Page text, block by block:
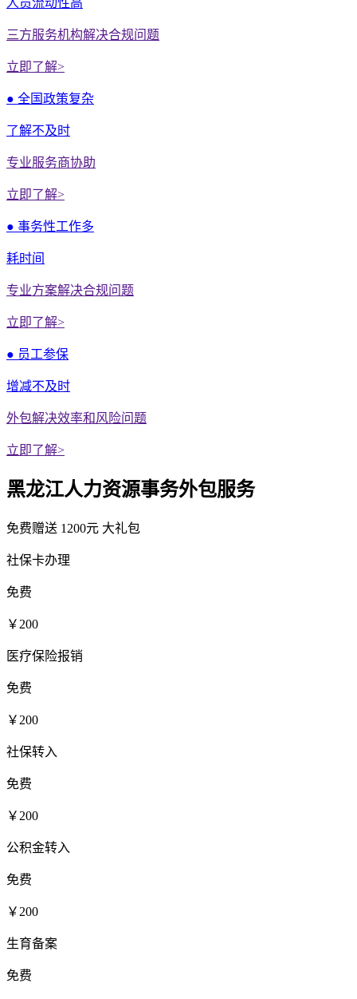
三方服务机构解决合规问题
立即了解>
● 全国政策复杂
了解不及时
专业服务商协助
立即了解>
● 事务性工作多
耗时间
专业方案解决合规问题
立即了解>
● 员工参保
增减不及时
外包解决效率和风险问题
立即了解>
黑龙江人力资源事务外包服务
免费赠送 1200元 大礼包
社保卡办理
免费
￥200
医疗保险报销
免费
￥200
社保转入
免费
￥200
公积金转入
免费
￥200
生育备案
免费